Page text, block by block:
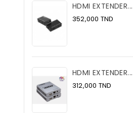
HDMI EXTENDER...
352,000 TND
HDMI EXTENDER...
312,000 TND